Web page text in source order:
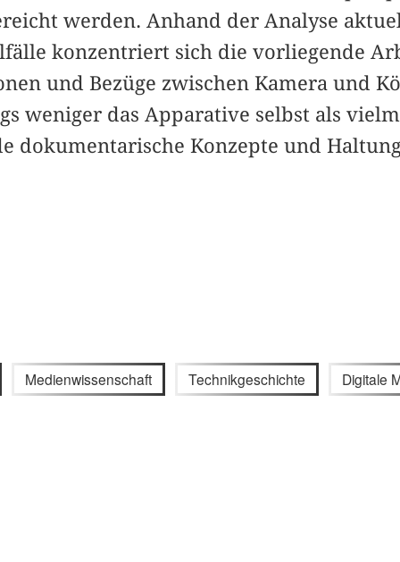
werden. Anhand der Analyse
konzentriert sich die vorliegende
und Bezüge zwischen Kamera und
weniger das Apparative selbst als
dokumentarische Konzepte und
Medienwissenschaft Technikgeschichte Digitale